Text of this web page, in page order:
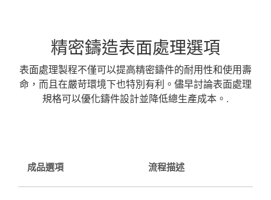
精密鑄造表面處理選項
表面處理製程不僅可以提高精密鑄件的耐用性和使用壽
命，而且在嚴苛環境下也特別有利。儘早討論表面處理
規格可以優化鑄件設計並降低總生產成本。.
成品選項 流程描述